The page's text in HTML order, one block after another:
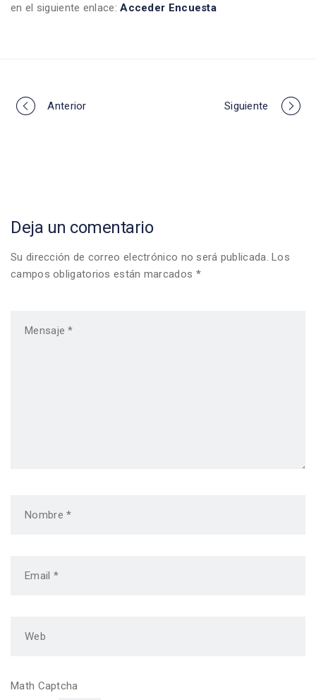
en el siguiente enlace:Acceder Encuesta
Portfolio
Anterior Siguiente
Deja un comentario
Su dirección de correo electrónico no será publicada. Los
campos obligatorios están marcados *
Math Captcha